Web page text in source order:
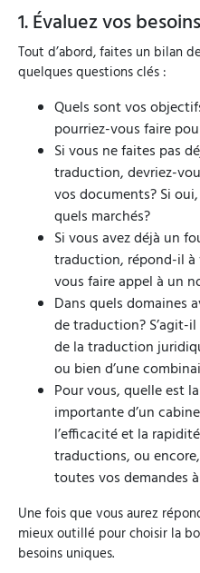
1. Évaluez vos besoins
Tout d’abord, faites un bilan
quelques questions clés :
Quels sont vos
pourriez-vous faire
Si vous ne faites pas
traduction, devriez-
vos documents? Si
quels marchés?
Si vous avez déjà un
traduction, répond-il à
vous faire appel à un
Dans quels domaines
de traduction? S’agit-
de la traduction
ou bien d’une
Pour vous, quelle est
importante d’un
l’efficacité et la
traductions, ou
toutes vos demandes
Une fois que vous aurez
mieux outillé pour choisir la
besoins uniques.